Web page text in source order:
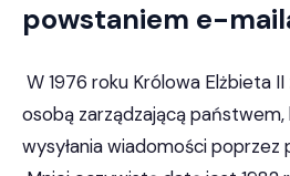
powstaniem e-
W 1976 roku Królowa Elżbieta
osobą zarządzającą
wysyłania wiadomości